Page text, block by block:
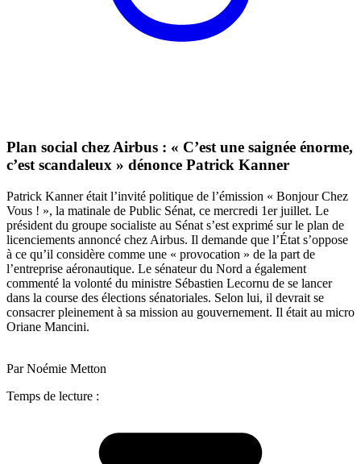
Plan social chez Airbus : « C’est une saignée énorme,
c’est scandaleux » dénonce Patrick Kanner
Patrick Kanner était l’invité politique de l’émission « Bonjour Chez
Vous ! », la matinale de Public Sénat, ce mercredi 1er juillet. Le
président du groupe socialiste au Sénat s’est exprimé sur le plan de
licenciements annoncé chez Airbus. Il demande que l’État s’oppose
à ce qu’il considère comme une « provocation » de la part de
l’entreprise aéronautique. Le sénateur du Nord a également
commenté la volonté du ministre Sébastien Lecornu de se lancer
dans la course des élections sénatoriales. Selon lui, il devrait se
consacrer pleinement à sa mission au gouvernement. Il était au micro
Oriane Mancini.
Par Noémie Metton
Temps de lecture :